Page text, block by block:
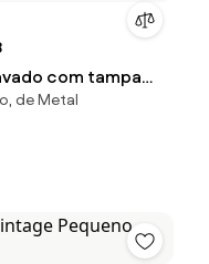
com tampa
de Metal